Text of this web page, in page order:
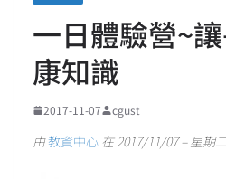
一日體驗營~
康知識
2017-11-07 cgust
由教資中心 在 2017/11/07 – 星期